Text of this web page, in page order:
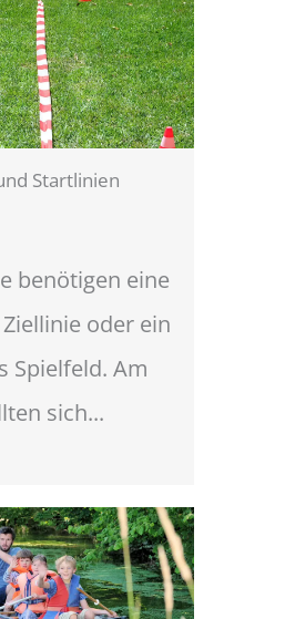
Startlinien
benötigen eine
oder ein
Spielfeld. Am
sich...